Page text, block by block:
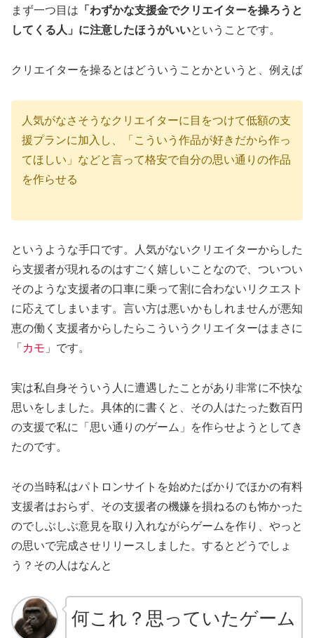
まず一つ目は 「わずかな支援金でクリエイターを操ろうと
してくる人」に注意したほうがいいということです。
クリエイターを操るとはどういうことかというと、例えば
人気がなさそうなクリエイターに目をつけて低額の支
援プランに加入し、「こういう作品が好きだから作っ
てほしい」などと言って格安で自分の思い通りの作品
を作らせる
というような手口です。人気がないクリエイターからした
ら支援者が現れるのはすごく嬉しいことなので、ついつい
そのような支援者の口車に乗って割に合わないリクエスト
に応えてしまいます。言い方は悪いかもしれませんが悪知
恵の働く支援者からしたらこういうクリエイターはまさに
「 カモ 」です。
実は私自身そういう人に遭遇したことがあり非常に不快な
思いをしました。具体的に書くと、その人はたった数百円
の支援で私に「思い通りのゲーム」を作らせようとしてき
たのです。
その当時私はパトロンサイトを始めたばかりでほかの有料
支援者はおらず、その支援者の機嫌を損ねるのも怖かった
のでしぶしぶ意見を取り入れながらゲームを作り、やっと
の思いで完成させリリースしました。するとどうでしょ
う？その人はなんと
何これ？思っていたゲーム